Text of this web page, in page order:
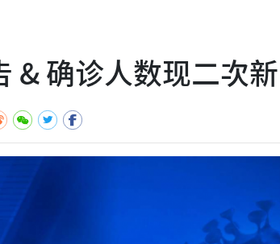
& 确诊人数现二次